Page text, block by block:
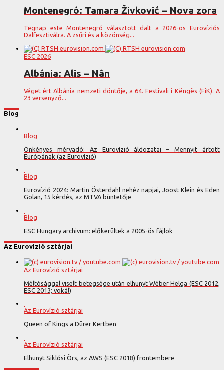
Montenegró: Tamara Živković – Nova zora
Tegnap este Montenegró választott dalt a 2026-os Eurovíziós
Dalfesztiválra. A zsűri és a közönség...
ESC 2026
Albánia: Alis – Nân
Véget ért Albánia nemzeti döntője, a 64. Festivali i Këngës (FiK). A
23 versenyző...
Blog
Blog
Önkényes mérvadó: Az Eurovízió áldozatai – Mennyit ártott
Európának (az Eurovízió)
Blog
Eurovízió 2024: Martin Österdahl nehéz napjai, Joost Klein és Eden
Golan, 15 kérdés, az MTVA büntetője
Blog
ESC Hungary archivum: előkerültek a 2005-ös fájlok
Az Eurovízió sztárjai
Az Eurovízió sztárjai
Méltósággal viselt betegsége után elhunyt Wéber Helga (ESC 2012,
ESC 2013; vokál)
Az Eurovízió sztárjai
Queen of Kings a Dürer Kertben
Az Eurovízió sztárjai
Elhunyt Siklósi Örs, az AWS (ESC 2018) frontembere